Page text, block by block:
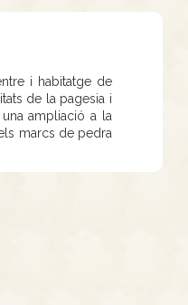
i habitatge de
de la pagesia i
ampliació a la
marcs de pedra